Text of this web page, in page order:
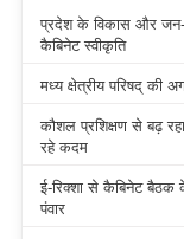
प्रदेश के विकास और
कैबिनेट स्वीकृति
मध्य क्षेत्रीय परिषद् की
कौशल प्रशिक्षण से बढ़
रहे कदम
ई-रिक्शा से कैबिनेट बैठक
पंवार